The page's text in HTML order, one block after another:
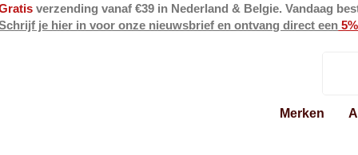
verzending vanaf €39 in Nederland & Belgie. Vandaag
je hier in voor onze nieuwsbrief en ontvang direct een
Merken